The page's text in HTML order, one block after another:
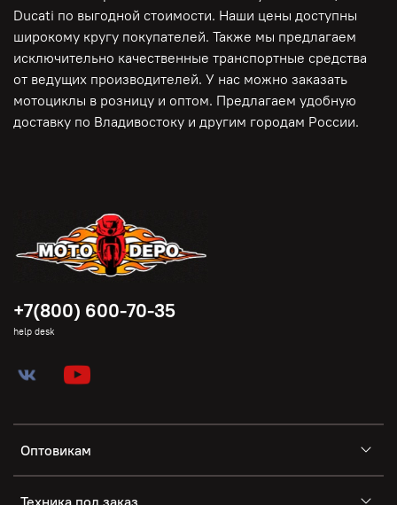
Ducati по выгодной стоимости. Наши цены доступны
широкому кругу покупателей. Также мы предлагаем
исключительно качественные транспортные средства
от ведущих производителей. У нас можно заказать
мотоциклы в розницу и оптом. Предлагаем удобную
доставку по Владивостоку и другим городам России.
Оптовикам
Техника под заказ
+7(800) 600-70-35
help desk